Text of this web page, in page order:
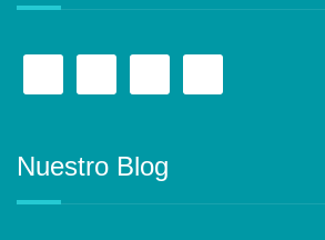
Nuestro Blog